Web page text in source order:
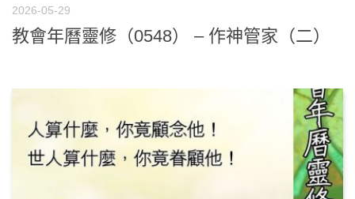
2026-05-29
教會年曆靈修（0548） – 作神管家（二）